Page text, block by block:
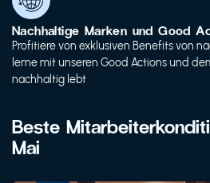
Nachhaltige Marken und Good
Profitiere von exklusiven Benefits von
lerne mit unseren Good Actions und
nachhaltig lebt
Beste
Mai